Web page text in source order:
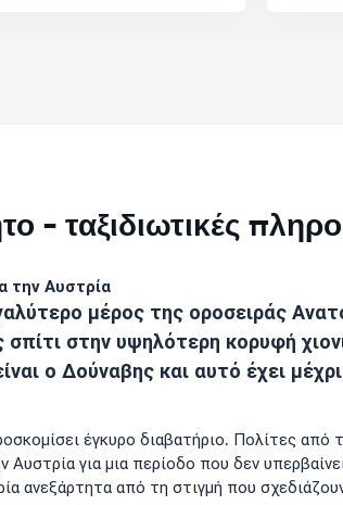
- ταξιδιωτικές
την Αυστρία
μέρος της οροσειράς
σπίτι στην υψηλότερη κορυφή
ο Δούναβης και αυτό έχει
έγκυρο διαβατήριο. Πολίτες
για μια περίοδο που δεν
ανεξάρτητα από τη στιγμή που